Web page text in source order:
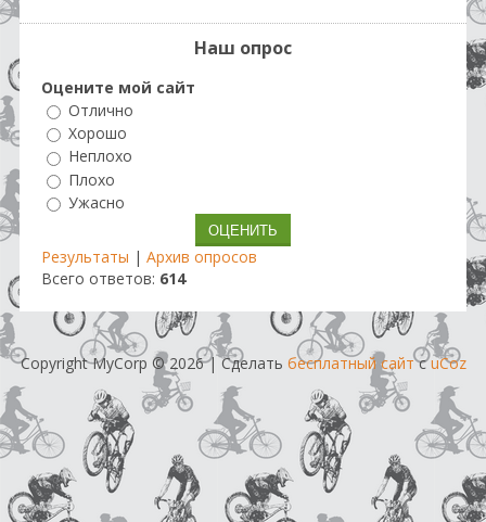
Наш опрос
Оцените мой сайт
Отлично
Хорошо
Неплохо
Плохо
Ужасно
Результаты | Архив опросов
Всего ответов: 614
Copyright MyCorp © 2026|Сделать бесплатный сайтсuCoz